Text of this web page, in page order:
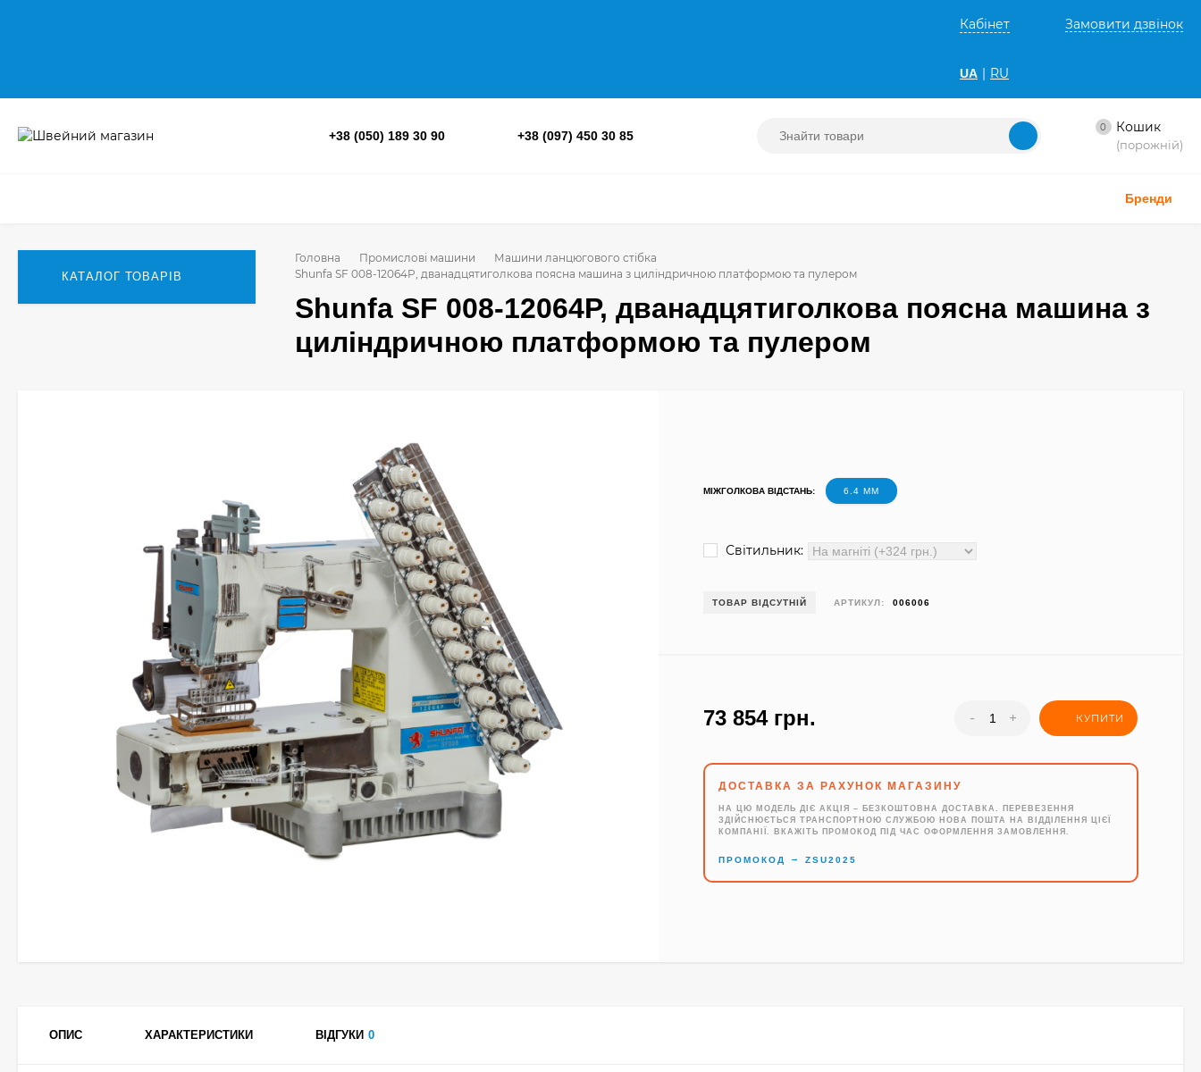
Кабінет Замовити дзвінок
UA | RU
+38 (050) 189 30 90 +38 (097) 450 30 85
0 Кошик
(порожній)
Бренди
КАТАЛОГ ТОВАРІВ
Головна Промислові машини
Машини ланцюгового стібка
Shunfa SF 008-12064P, дванадцятиголкова поясна машина з циліндричною платформою та пулером
Shunfa SF 008-12064P, дванадцятиголкова поясна машина з
циліндричною платформою та пулером
МІЖГОЛКОВА ВІДСТАНЬ: 6.4 ММ
Світильник:
ТОВАР ВІДСУТНІЙ АРТИКУЛ: 006006
73 854 грн. - + КУПИТИ
ДОСТАВКА ЗА РАХУНОК МАГАЗИНУ
НА ЦЮ МОДЕЛЬ ДІЄ АКЦІЯ – БЕЗКОШТОВНА ДОСТАВКА. ПЕРЕВЕЗЕННЯ
ЗДІЙСНЮЄТЬСЯ ТРАНСПОРТНОЮ СЛУЖБОЮ НОВА ПОШТА НА ВІДДІЛЕННЯ ЦІЄЇ
КОМПАНІЇ. ВКАЖІТЬ ПРОМОКОД ПІД ЧАС ОФОРМЛЕННЯ ЗАМОВЛЕННЯ.
ПРОМОКОД → ZSU2025
ОПИС ХАРАКТЕРИСТИКИ ВІДГУКИ 0